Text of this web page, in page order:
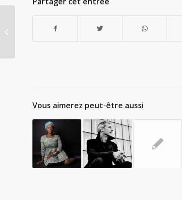
Vous aimerez peut-être aussi
pour le second tour…